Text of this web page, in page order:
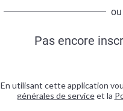
ou
Pas encore
En utilisant cette application
générales de serviceet la